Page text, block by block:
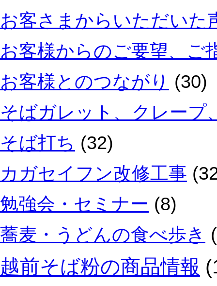
お客さまからいただいた
お客様からのご要望、ご
お客様とのつながり (30)
そばガレット、クレープ
そば打ち (32)
カガセイフン改修工事
勉強会・セミナー (8)
蕎麦・うどんの食べ歩き
越前そば粉の商品情報